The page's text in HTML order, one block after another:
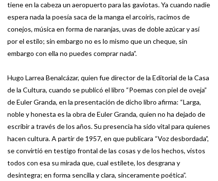
tiene en la cabeza un aeropuerto para las gaviotas. Ya cuando nadie
espera nada la poesía saca de la manga el arcoiris, racimos de
conejos, música en forma de naranjas, uvas de doble azúcar y así
por el estilo; sin embargo no es lo mismo que un cheque, sin
embargo con ella no puedes comprar nada”.
Hugo Larrea Benalcázar, quien fue director de la Editorial de la Casa
de la Cultura, cuando se publicó el libro “Poemas con piel de oveja”
de Euler Granda, en la presentación de dicho libro afirma: “Larga,
noble y honesta es la obra de Euler Granda, quien no ha dejado de
escribir a través de los años. Su presencia ha sido vital para quienes
hacen cultura. A partir de 1957, en que publicara “Voz desbordada”,
se convirtió en testigo frontal de las cosas y de los hechos, vistos
todos con esa su mirada que, cual estilete, los desgrana y
desintegra; en forma sencilla y clara, sinceramente poética”.